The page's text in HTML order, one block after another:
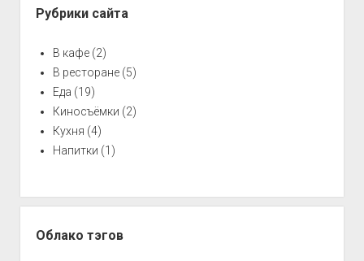
Рубрики сайта
В кафе(2)
В ресторане(5)
Еда (19)
Киносъёмки (2)
Кухня (4)
Напитки (1)
Облако тэгов